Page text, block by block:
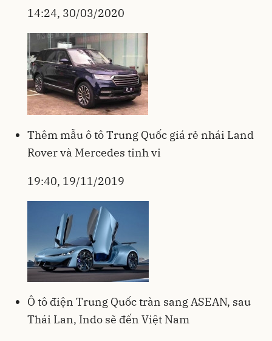
14:24, 30/03/2020
Thêm mẫu ô tô Trung Quốc giá rẻ nhái Land
Rover và Mercedes tinh vi
19:40, 19/11/2019
Ô tô điện Trung Quốc tràn sang ASEAN, sau
Thái Lan, Indo sẽ đến Việt Nam